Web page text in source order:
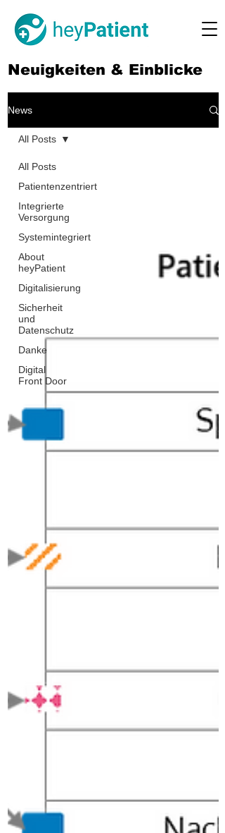
Neuigkeiten & Einblicke
News
All Posts
Patientenzentriert
Integrierte
Versorgung
Systemintegriert
About
heyPatient
Digitalisierung
Sicherheit
und
Datenschutz
Danke
Digital
Front Door
All Posts